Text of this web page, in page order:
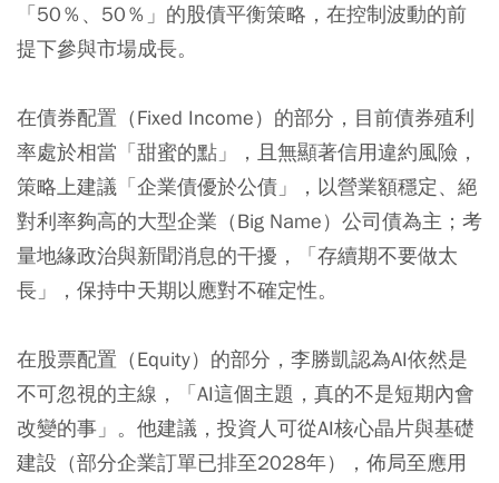
「50％、50％」的股債平衡策略，在控制波動的前
提下參與市場成長。
在債券配置（Fixed Income）的部分，目前債券殖利
率處於相當「甜蜜的點」，且無顯著信用違約風險，
策略上建議「企業債優於公債」，以營業額穩定、絕
對利率夠高的大型企業（Big Name）公司債為主；考
量地緣政治與新聞消息的干擾，「存續期不要做太
長」，保持中天期以應對不確定性。
在股票配置（Equity）的部分，李勝凱認為AI依然是
不可忽視的主線，「AI這個主題，真的不是短期內會
改變的事」。他建議，投資人可從AI核心晶片與基礎
建設（部分企業訂單已排至2028年），佈局至應用